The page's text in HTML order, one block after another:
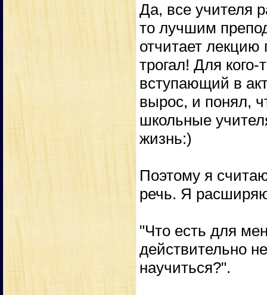
Да, все учителя
то лучшим
отчитает
трогал! Для
вступающий в
вырос, и понял,
школьные
жизнь:)
Поэтому я
речь. Я
"Что есть для
действительно
научиться?".